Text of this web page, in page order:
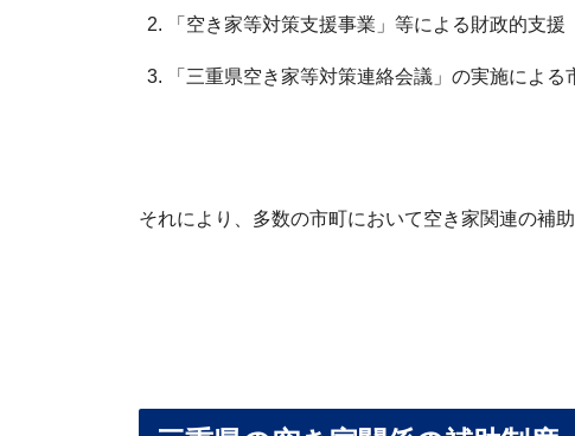
「空き家等対策支援事業」等による財政的支援
「三重県空き家等対策連絡会議」の実施によ
それにより、多数の市町において空き家関連の補